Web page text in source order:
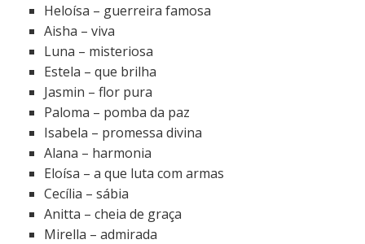
Heloísa – guerreira famosa
Aisha – viva
Luna – misteriosa
Estela – que brilha
Jasmin – flor pura
Paloma – pomba da paz
Isabela – promessa divina
Alana – harmonia
Eloísa – a que luta com armas
Cecília – sábia
Anitta – cheia de graça
Mirella – admirada